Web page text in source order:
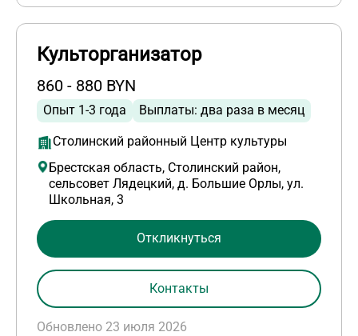
Культорганизатор
860 - 880 BYN
Опыт 1-3 года Выплаты: два раза в месяц
Столинский районный Центр культуры
Брестская область, Столинский район,
сельсовет Лядецкий, д. Большие Орлы, ул.
Школьная, 3
Обновлено 23 июля 2026
Откликнуться
Контакты